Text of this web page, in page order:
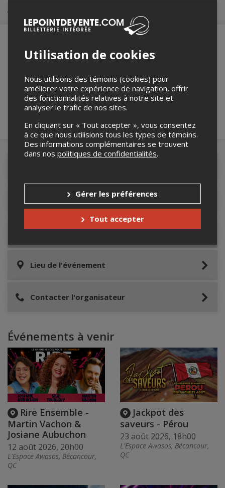
Achat de billets
robot ci-bas.
Accès au site de l'événement
Lieu de l'événement
Contacter l'organisateur
Événements à venir
Rire Ensemble -
Martin Vachon &
Josiane Aubuchon
12 août 2026, 20h00
L'Espace Awasos, Bécancour,
QC
Jackpot des
saveurs - Pérou
23 août 2026, 18h00
L'Espace Awasos, Bécancour,
QC
Utilisation de cookies
Nous utilisons des témoins (cookies) pour
améliorer votre expérience de navigation, offrir
des fonctionnalités relatives à notre site et
analyser le trafic de nos sites.
En cliquant sur « Tout accepter », vous consentez
à ce que nous utilisions tous les types de témoins.
Des informations complémentaires se trouvent
dans nos politiques de confidentialités.
Gérer les préférences
Tout accepter